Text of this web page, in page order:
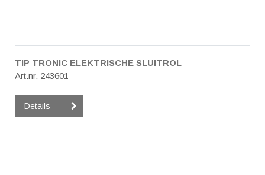
TIP TRONIC ELEKTRISCHE SLUITROL
Art.nr. 243601
Details